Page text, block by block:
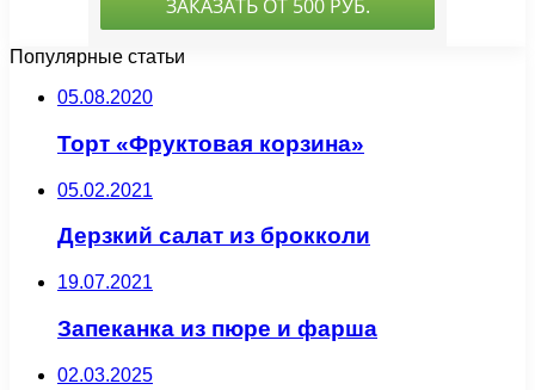
Популярные статьи
05.08.2020
Торт «Фруктовая корзина»
05.02.2021
Дерзкий салат из брокколи
19.07.2021
Запеканка из пюре и фарша
02.03.2025